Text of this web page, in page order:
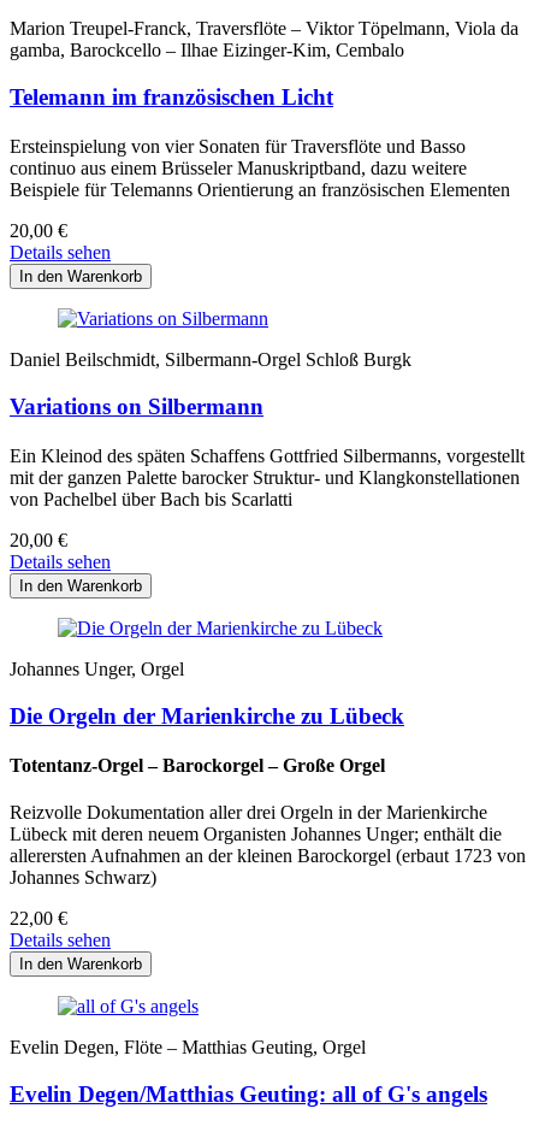
Marion Treupel-Franck, Traversflöte – Viktor Töpelmann, Viola da
gamba, Barockcello – Ilhae Eizinger-Kim, Cembalo
Telemann im französischen Licht
Ersteinspielung von vier Sonaten für Traversflöte und Basso
continuo aus einem Brüsseler Manuskriptband, dazu weitere
Beispiele für Telemanns Orientierung an französischen Elementen
20,00 €
Details sehen
Daniel Beilschmidt, Silbermann-Orgel Schloß Burgk
Variations on Silbermann
Ein Kleinod des späten Schaffens Gottfried Silbermanns, vorgestellt
mit der ganzen Palette barocker Struktur- und Klangkonstellationen
von Pachelbel über Bach bis Scarlatti
20,00 €
Details sehen
Johannes Unger, Orgel
Die Orgeln der Marienkirche zu Lübeck
Totentanz-Orgel – Barockorgel – Große Orgel
Reizvolle Dokumentation aller drei Orgeln in der Marienkirche
Lübeck mit deren neuem Organisten Johannes Unger; enthält die
allerersten Aufnahmen an der kleinen Barockorgel (erbaut 1723 von
Johannes Schwarz)
22,00 €
Details sehen
Evelin Degen, Flöte – Matthias Geuting, Orgel
Evelin Degen/Matthias Geuting: all of G's angels